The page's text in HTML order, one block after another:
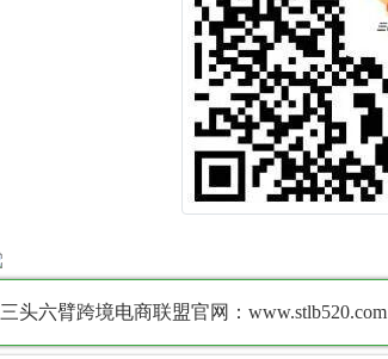
三头六臂跨境电商联盟官网：www.stlb520.com